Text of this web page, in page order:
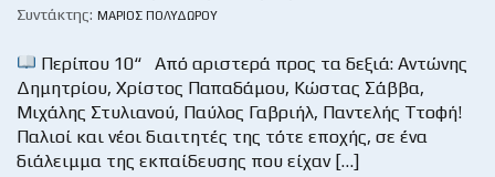
Συντάκτης: ΜΆΡΙΟΣ ΠΟΛΥΔΏΡΟΥ
Περίπου 10“ Από αριστερά προς τα δεξιά: Αντώνης
Δημητρίου, Χρίστος Παπαδάμου, Κώστας Σάββα,
Μιχάλης Στυλιανού, Παύλος Γαβριήλ, Παντελής Ττοφή!
Παλιοί και νέοι διαιτητές της τότε εποχής, σε ένα
διάλειμμα της εκπαίδευσης που είχαν […]